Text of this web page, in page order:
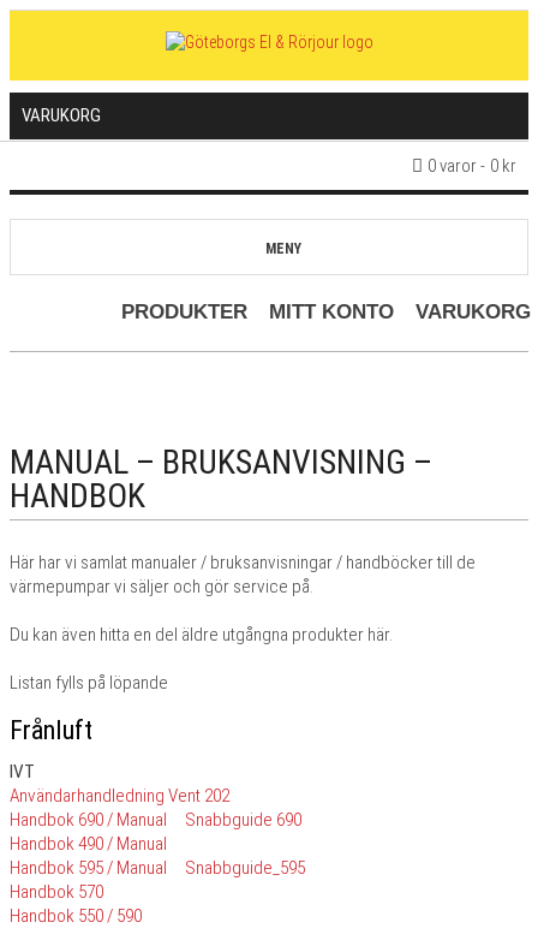
VARUKORG
0 varor 0 kr
MENY
PRODUKTER MITT KONTO VARUKORG
MANUAL – BRUKSANVISNING –
HANDBOK
Här har vi samlat manualer / bruksanvisningar / handböcker till de
värmepumpar vi säljer och gör service på.
Du kan även hitta en del äldre utgångna produkter här.
Listan fylls på löpande
Frånluft
IVT
Användarhandledning Vent 202
Handbok 690 / Manual
Snabbguide 690
Handbok 490 / Manual
Handbok 595 / Manual
Snabbguide_595
Handbok 570
Handbok 550 / 590